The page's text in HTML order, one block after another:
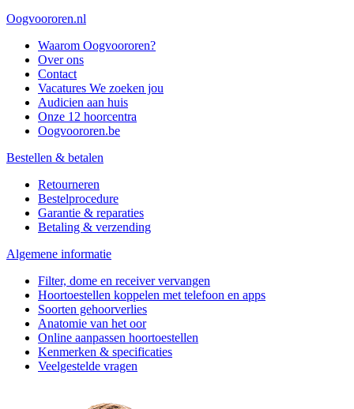
Oogvoororen.nl
Waarom Oogvoororen?
Over ons
Contact
Vacatures We zoeken jou
Audicien aan huis
Onze 12 hoorcentra
Oogvoororen.be
Bestellen & betalen
Retourneren
Bestelprocedure
Garantie & reparaties
Betaling & verzending
Algemene informatie
Filter, dome en receiver vervangen
Hoortoestellen koppelen met telefoon en apps
Soorten gehoorverlies
Anatomie van het oor
Online aanpassen hoortoestellen
Kenmerken & specificaties
Veelgestelde vragen